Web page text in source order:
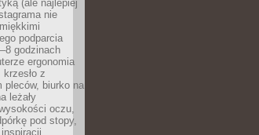
(ale najlepiej
nie
podparcia
godzinach
ergonomia
z
pleców, biurko na
leżały
oczu,
pod stopy,